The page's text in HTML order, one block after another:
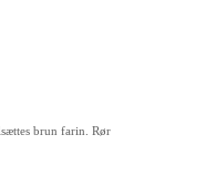
brun farin. Rør